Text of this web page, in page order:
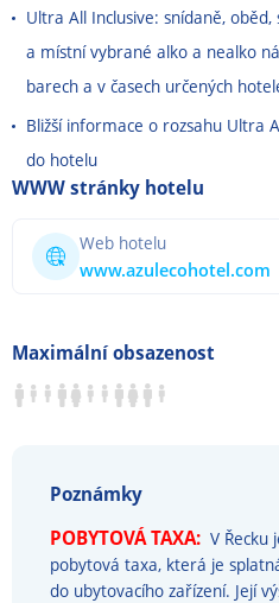
Ultra All Inclusive: snídaně,
a místní vybrané alko a nealko
barech a v časech určených
Bližší informace o rozsahu Ultra
do hotelu
WWW stránky hotelu
Web hotelu
www.azulecohotel.com
Maximální obsazenost
Poznámky
POBYTOVÁ TAXA: V Řecku
pobytová taxa, která je
do ubytovacího zařízení. Její